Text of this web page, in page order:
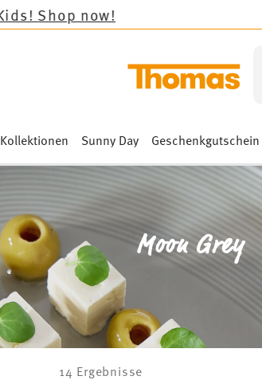
Kollektionen Sunny Day Geschenkgutschein
Moon Grey
14 Ergebnisse